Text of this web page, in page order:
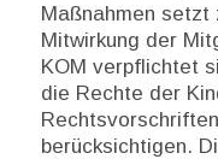
Maßnahmen setzt
Mitwirkung der
KOM verpflichtet
die Rechte der
berücksichtigen.